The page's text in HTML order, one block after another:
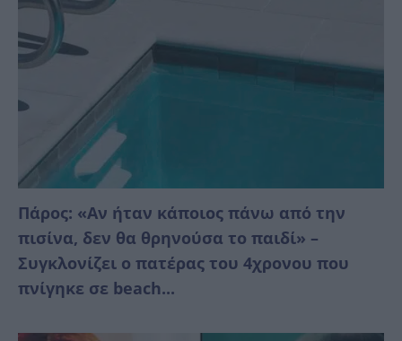
Πάρος: «Αν ήταν κάποιος πάνω από την
πισίνα, δεν θα θρηνούσα το παιδί» –
Συγκλονίζει ο πατέρας του 4χρονου που
πνίγηκε σε beach...